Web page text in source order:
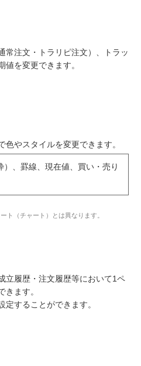
常注文・トラリピ注文）、トラッ
値を変更できます。
やスタイルを変更できます。
、罫線、現在値、買い・売り
ト（チャート）とは異なります。
立履歴・注文履歴等において1ペ
きます。
することができます。